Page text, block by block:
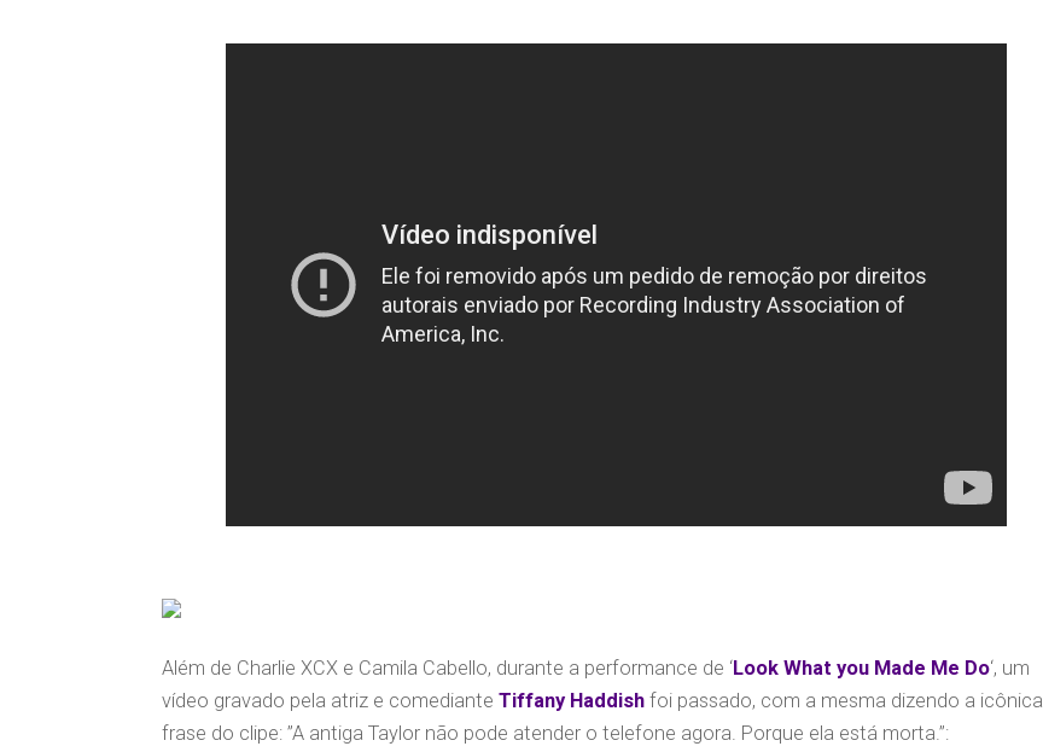
Além de Charlie XCX e Camila Cabello, durante a performance de ‘Look What you Made Me Do‘, um
vídeo gravado pela atriz e comediante Tiffany Haddish foi passado, com a mesma dizendo a icônica
frase do clipe: ”A antiga Taylor não pode atender o telefone agora. Porque ela está morta.”: